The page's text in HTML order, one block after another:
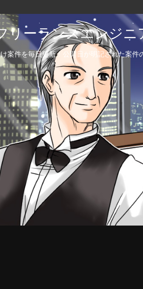
リーランスエンジ
案件を毎日更新！公開日が明記された案件